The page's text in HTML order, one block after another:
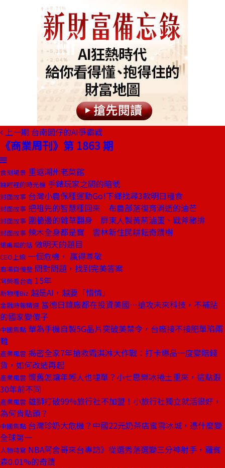
上一期 台南囡仔的AI爭霸戰
《商業周刊》第 1863 期
食刻場景 重返潮州老菜館
抽屜裡的時光機 手錶玩家之間的暗號
封面故事 台灣小農保種運動Go!下鄉找尋3款明日糧食
封面故事 把祖先的智慧種回來 布農部落復育消逝的油芒
封面故事 圍牆邊的雜草翻身 屏東人製黃荊滷蛋、戰斧豬排
封面故事 辣木全身都是寶 雲林新住民耕耘奇蹟樹
總編輯的話 做明天的題目
CEO上線 一個危機， 贏得尊敬
商場自慢塾 問對問題，找到完美答案
阿榮看台商 15年
新物種Biz 越是AI，越要「惜情」
金融時報精選 當德日韓廠都在投資美國⋯搶攻未來科技，不補貼
的國家變傻子
中國焦點 華為手機自製5G晶片突破美禁令，台廠接不接肥單陷兩
難
產業風雲 揭密全家7年搶救霜淇淋大作戰：打卡爆品一度變賠錢
貨，如何改造再起
產業風雲 懷舊怎讓年輕人也埋單？小七思樂冰捲土重來，這點跟
30年前不同
產業風雲 雄獅打破99%旅行社不加盟！小旅行社獨立就活很好，
為何肯點頭？
中國焦點 台灣珍奶大危機？中國22元奶茶店蜜雪冰城，憑什麼變
全球第一
人物特寫 NBA阿舍哥來台專訪》從選秀落選變三分神射手，羅賓
森0.01%的奇蹟